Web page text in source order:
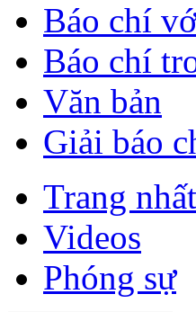
Báo chí
Báo chí
Văn bản
Giải báo
Trang nhất
Videos
Phóng sự